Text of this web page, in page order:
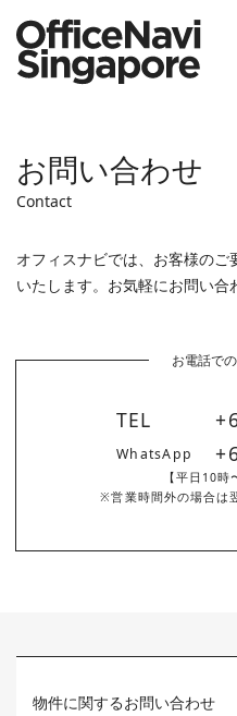
お問い合わせ
Contact
オフィスナビでは、お客様の
いたします。お気軽にお問い合
お電話で
TEL
WhatsApp
【平日10時
※営業時間外の場合は
物件に関するお問い合わせ